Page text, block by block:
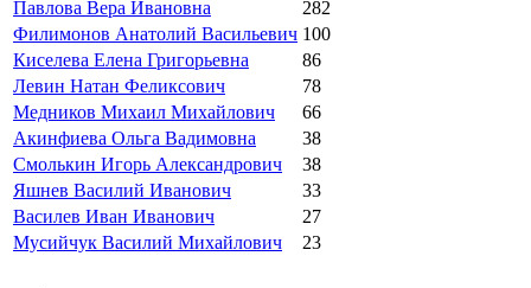
Павлова Вера Ивановна
282
Филимонов Анатолий Васильевич 100
Киселева Елена Григорьевна
86
Левин Натан Феликсович
78
Медников Михаил Михайлович
66
Акинфиева Ольга Вадимовна
38
Смолькин Игорь Александрович
38
Яшнев Василий Иванович
33
Василев Иван Иванович
27
Мусийчук Василий Михайлович
23